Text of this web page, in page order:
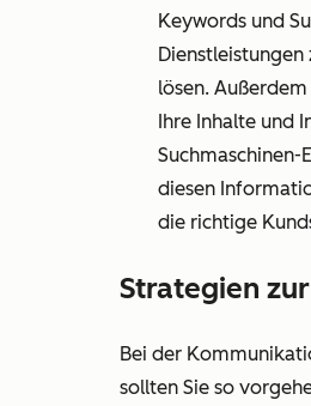
Keywords und
lösen.
Ihre Inhalte und
Suchmaschinen-
diesen
die richtige
Strategien
Bei der
sollten Sie so